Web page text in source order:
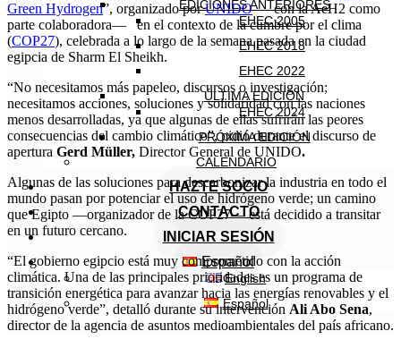
EDICIONES ANTERIORES
EHEC 2005
EHEC 2018
EHEC 2022
ÚLTIMA EDICIÓN
EHEC 2024
PRÓXIMA EDICIÓN
CALENDARIO
HAZTE SOCIO
CONTACTO
INICIAR SESIÓN
Español
English
Español
Green Hydrogen”, organizado porUNIDO— con la AeH2 como
parte colaboradora— en el contexto de la cumbre por el clima
(COP27), celebrada a lo largo de la semana pasada en la ciudad
egipcia de Sharm El Sheikh.
“No necesitamos más papeleo, discursos o investigación;
necesitamos acciones, soluciones y solidaridad con las naciones
menos desarrolladas, ya que algunas de ellas sufrirán las peores
consecuencias del cambio climático”, pidió durante el discurso de
apertura Gerd Müller, Director General de UNIDO.
Algunas de las soluciones para descarbonizar la industria en todo el
mundo pasan por potenciar el uso de hidrógeno verde; un camino
que Egipto —organizador de la COP27— está decidido a transitar
en un futuro cercano.
“El gobierno egipcio está muy comprometido con la acción
climática. Una de las principales prioridades es un programa de
transición energética para avanzar hacia las energías renovables y el
hidrógeno verde”, detalló durante su intervención Ali Abo Sena,
director de la agencia de asuntos medioambientales del país africano.